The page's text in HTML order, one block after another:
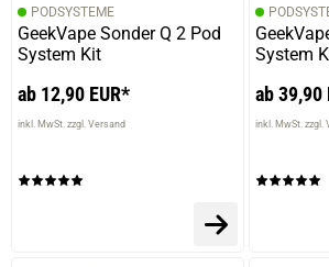
04.08.2024 — via
Trustedshops.de
Wolfgang B.
Die Bewertung erfolgte ohne Abgabe
PODSYSTEME
GeekVape Sonder Q 2 Pod
System Kit
ab 12,90 EUR*
inkl. MwSt. zzgl. Versand
System
ab 39,90
inkl. MwSt. zzgl.